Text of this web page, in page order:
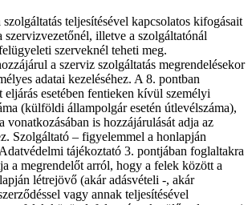
teljesítésével kapcsolatos kifogásait
szervizvezetőnél, illetve a szolgáltatónál
szerveknél teheti meg.
a szerviz szolgáltatás megrendelésekor
adatai kezeléséhez. A 8. pontban
eljárás esetében fentieken kívül személyi
(külföldi állampolgár esetén útlevélszáma),
vonatkozásában is hozzájárulását adja az
Szolgáltató – figyelemmel a honlapján
tájékoztató 3. pontjában foglaltakra
a megrendelőt arról, hogy a felek között a
létrejövő (akár adásvételi -, akár
vagy annak teljesítésével